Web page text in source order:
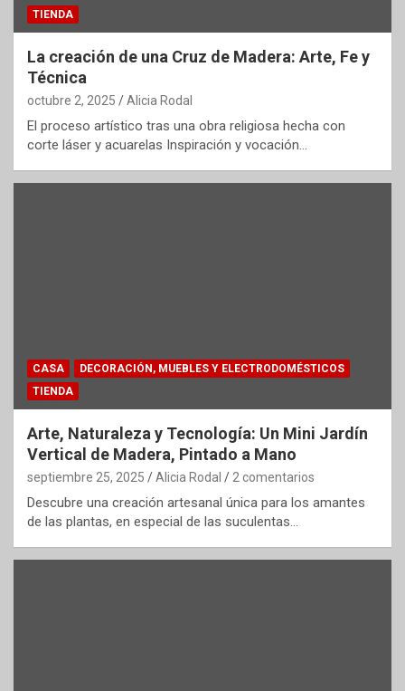
TIENDA
La creación de una Cruz de Madera: Arte, Fe y
Técnica
octubre 2, 2025 Alicia Rodal
El proceso artístico tras una obra religiosa hecha con
corte láser y acuarelas Inspiración y vocación…
CASA
DECORACIÓN, MUEBLES Y ELECTRODOMÉSTICOS
TIENDA
Arte, Naturaleza y Tecnología: Un Mini Jardín
Vertical de Madera, Pintado a Mano
septiembre 25, 2025 Alicia Rodal 2 comentarios
Descubre una creación artesanal única para los amantes
de las plantas, en especial de las suculentas…